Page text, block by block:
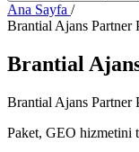
Ana Sayfa /
Brantial Ajans Partner
Brantial
Brantial Ajans Partner
Paket, GEO hizmetini